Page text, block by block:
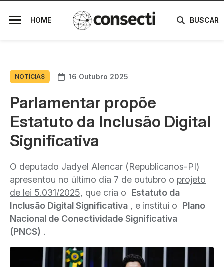
HOME BUSCAR
NOTÍCIAS 16 Outubro 2025
Parlamentar propõe
Estatuto da Inclusão Digital
Significativa
O deputado Jadyel Alencar (Republicanos-PI)
apresentou no último dia 7 de outubro o projeto
de lei 5.031/2025, que cria o Estatuto da
Inclusão Digital Significativa , e institui o Plano
Nacional de Conectividade Significativa
(PNCS) .